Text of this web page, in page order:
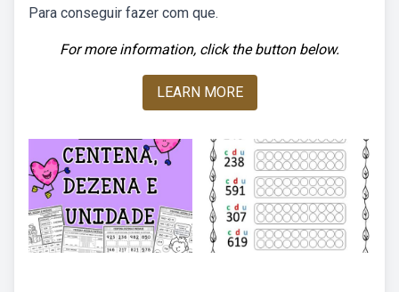
Para conseguir fazer com que.
For more information, click the button below.
LEARN MORE